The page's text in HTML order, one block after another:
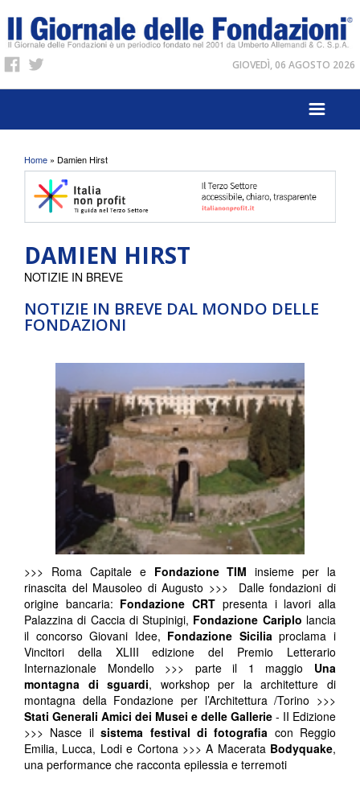
GIOVEDÌ, 06 AGOSTO 2026
Tu sei qui
Home » Damien Hirst
DAMIEN HIRST
NOTIZIE IN BREVE DAL MONDO DELLE
FONDAZIONI
NOTIZIE IN BREVE
>>> Roma Capitale e Fondazione TIM insieme per la
rinascita del Mausoleo di Augusto >>> Dalle fondazioni di
origine bancaria: Fondazione CRT presenta i lavori alla
Palazzina di Caccia di Stupinigi, Fondazione Cariplo lancia
il concorso Giovani Idee, Fondazione Siciliaproclama i
Vincitori della XLIII edizione del Premio Letterario
Internazionale Mondello >>> parte il 1 maggio Una
montagna di sguardi, workshop per la architetture di
montagna della Fondazione per l’Architettura /Torino >>>
Stati Generali Amici dei Musei e delle Gallerie - II Edizione
>>> Nasce ilsistema festival di fotografia con Reggio
Emilia, Lucca, Lodi e Cortona >>> A Macerata Bodyquake,
una performance che racconta epilessia e terremoti